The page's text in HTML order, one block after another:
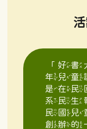
「好
年兒童
是在民
系民生
民國
創辦的